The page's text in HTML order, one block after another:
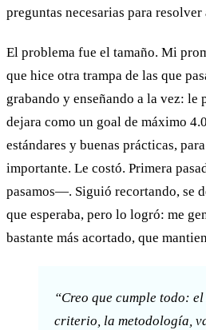
preguntas necesarias para resolver
El problema fue el tamaño. Mi
que hice otra trampa de las que
grabando y enseñando a la vez: le
dejara como un goal de máximo
estándares y buenas prácticas,
importante. Le costó. Primera
pasamos—. Siguió recortando, se
que esperaba, pero lo logró: me
bastante más acortado, que
“Creo que cumple todo:
criterio, la metodología,